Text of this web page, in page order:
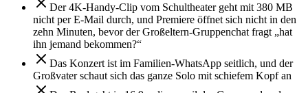
Der 4K-Handy-Clip vom Schultheater geht mit 380 MB
nicht per E-Mail durch, und Premiere öffnet sich nicht in den
zehn Minuten, bevor der Großeltern-Gruppenchat fragt „hat
ihn jemand bekommen?“
Das Konzert ist im Familien-WhatsApp seitlich, und der
Großvater schaut sich das ganze Solo mit schiefem Kopf an